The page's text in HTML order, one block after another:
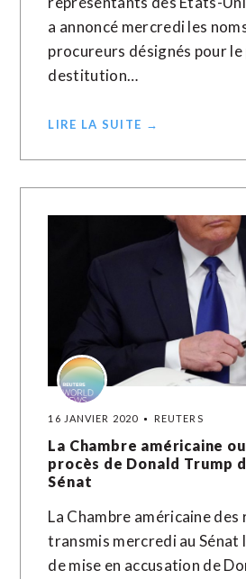
a annoncé mercredi les
procureurs désignés pour le
destitution…
LIRE LA SUITE →
16 JANVIER 2020 REUTERS
La Chambre américaine
procès de Donald Trump
Sénat
La Chambre américaine
transmis mercredi au Sénat
de mise en accusation de